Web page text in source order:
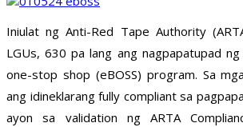
Iniulat ng Anti-Red Tape Authority
LGUs, 630 pa lang ang nagpapatupad
one-stop shop (eBOSS) program. Sa
ang idineklarang fully compliant sa
ayon sa validation ng ARTA